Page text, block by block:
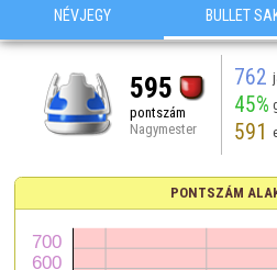
NÉVJEGY BULLET
595
pontszám
Nagymester
762
45%
591
PONTSZÁM